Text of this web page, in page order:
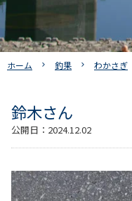
ホーム 釣果 わかさぎ
鈴木さん
公開日： 2024.12.02